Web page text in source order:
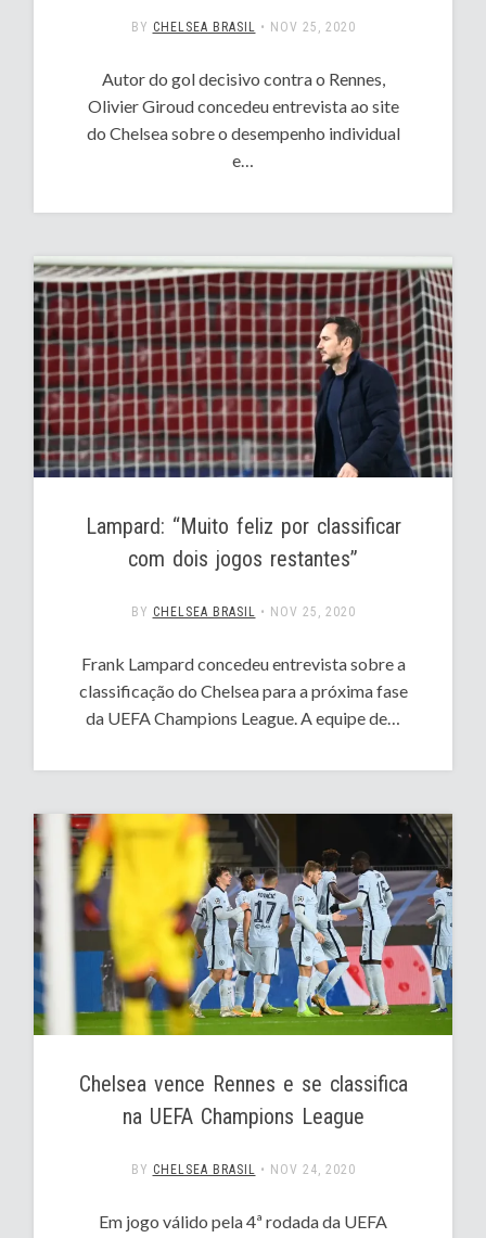
BY CHELSEA BRASIL • NOV 25, 2020
Autor do gol decisivo contra o Rennes,
Olivier Giroud concedeu entrevista ao site
do Chelsea sobre o desempenho individual
e…
Lampard: “Muito feliz por classificar
com dois jogos restantes”
BY CHELSEA BRASIL • NOV 25, 2020
Frank Lampard concedeu entrevista sobre a
classificação do Chelsea para a próxima fase
da UEFA Champions League. A equipe de…
Chelsea vence Rennes e se classifica
na UEFA Champions League
BY CHELSEA BRASIL • NOV 24, 2020
Em jogo válido pela 4ª rodada da UEFA